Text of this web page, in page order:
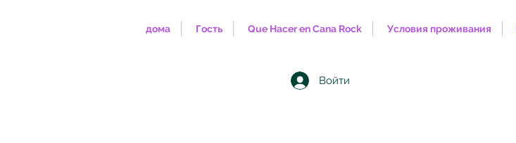
дома Гость Que Hacer en Cana Rock Условия проживания
Войти